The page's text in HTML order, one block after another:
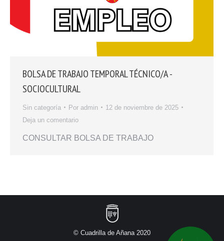
BOLSA DE TRABAJO TEMPORAL TÉCNICO/A -
SOCIOCULTURAL
Sin categoría Por admin
12 de noviembre de 2025
Deja un comentario
CONSULTAR BOLSA DE TRABAJO
© Cuadrilla de Añana 2020